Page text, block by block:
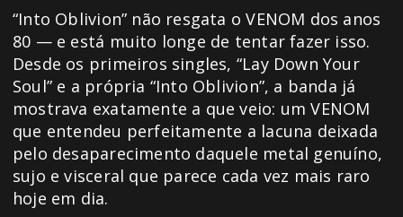
“Into Oblivion” não resgata o VENOM dos anos
80 — e está muito longe de tentar fazer isso.
Desde os primeiros singles, “Lay Down Your
Soul” e a própria “Into Oblivion”, a banda já
mostrava exatamente a que veio: um VENOM
que entendeu perfeitamente a lacuna deixada
pelo desaparecimento daquele metal genuíno,
sujo e visceral que parece cada vez mais raro
hoje em dia.